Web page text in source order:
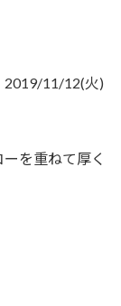
2019/11/12(火)
を重ねて厚く